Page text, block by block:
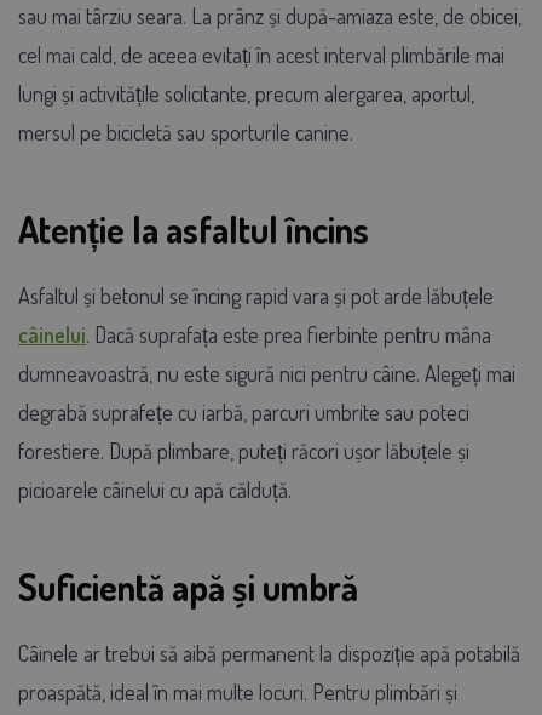
sau mai târziu seara. La prânz și după-amiaza este, de obicei,
cel mai cald, de aceea evitați în acest interval plimbările mai
lungi și activitățile solicitante, precum alergarea, aportul,
mersul pe bicicletă sau sporturile canine.
Atenție la asfaltul încins
Asfaltul și betonul se încing rapid vara și pot arde lăbuțele
câinelui. Dacă suprafața este prea fierbinte pentru mâna
dumneavoastră, nu este sigură nici pentru câine. Alegeți mai
degrabă suprafețe cu iarbă, parcuri umbrite sau poteci
forestiere. După plimbare, puteți răcori ușor lăbuțele și
picioarele câinelui cu apă călduță.
Suficientă apă și umbră
Câinele ar trebui să aibă permanent la dispoziție apă potabilă
proaspătă, ideal în mai multe locuri. Pentru plimbări și